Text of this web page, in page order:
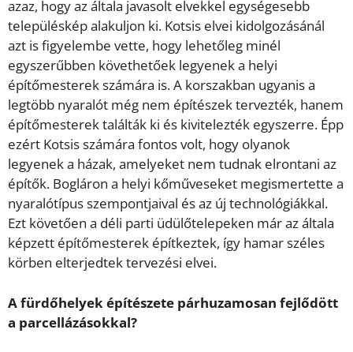
azaz, hogy az általa javasolt elvekkel egységesebb
településkép alakuljon ki. Kotsis elvei kidolgozásánál
azt is figyelembe vette, hogy lehetőleg minél
egyszerűbben követhetőek legyenek a helyi
építőmesterek számára is. A korszakban ugyanis a
legtöbb nyaralót még nem építészek tervezték, hanem
építőmesterek találták ki és kivitelezték egyszerre. Épp
ezért Kotsis számára fontos volt, hogy olyanok
legyenek a házak, amelyeket nem tudnak elrontani az
építők. Bogláron a helyi kőműveseket megismertette a
nyaralótípus szempontjaival és az új technológiákkal.
Ezt követően a déli parti üdülőtelepeken már az általa
képzett építőmesterek építkeztek, így hamar széles
körben elterjedtek tervezési elvei.
A fürdőhelyek építészete párhuzamosan fejlődött
a parcellázásokkal?